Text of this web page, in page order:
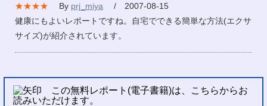
★★★★ By prj_miya
/ 2007-08-15
健康にもよいレポートですね。自宅でできる簡単な方法(エクサ
サイズ)が紹介されています。
この無料レポート(電子書籍)は、こちらからお
読みいただけます。